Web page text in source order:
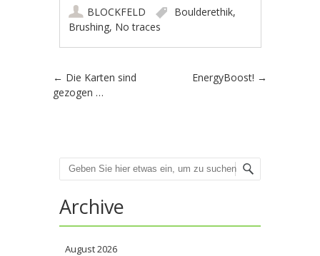
BLOCKFELD Boulderethik,
Brushing, No traces
Artikel-Navigation
← Die Karten sind
gezogen …
EnergyBoost! →
Suchen
Archive
August 2026